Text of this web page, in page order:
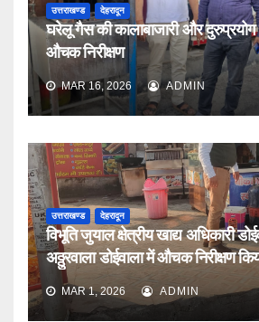
उत्तराखण्ड देहरादून
घरेलू गैस की कालाबाजारी और
औचक निरीक्षण
MAR 16, 2026 ADMIN
उत्तराखण्ड देहरादून
विभूति जुयाल क्षेत्रीय खाद्य अधिकारी
अठ्ठुरवाला डोईवाला में औचक निरीक्षण
MAR 1, 2026 ADMIN